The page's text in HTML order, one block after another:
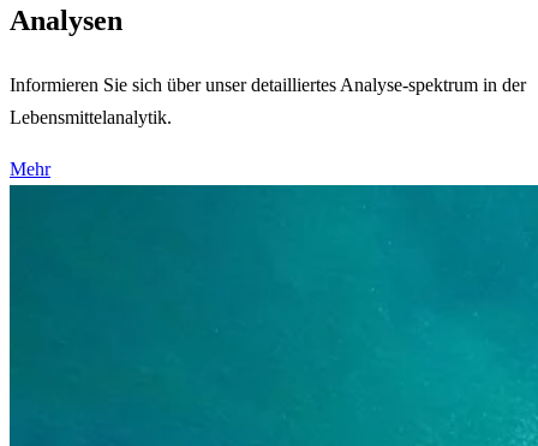
Analysen
Informieren Sie sich über unser detailliertes Analyse-spektrum in der
Lebensmittelanalytik.
Mehr